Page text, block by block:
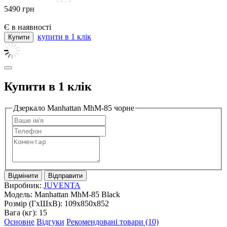
5490 грн
Є в наявності
купити в 1 клік
Купити в 1 клік
Дзеркало Manhattan MhM-85 чорне
Відмінити Відправити
Виробник: JUVENTA
Модель: Manhattan MhM-85 Black
Розмір (ГxШxВ): 109x850x852
Вага (кг): 15
Основне Відгуки Рекомендовані товари (10)